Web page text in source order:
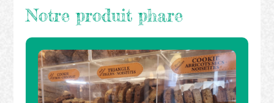
Notre produit phare